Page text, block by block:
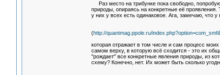
Раз место на трибунке пока свободно,
природы, опираясь на конкретные её
у них у всех есть одинаковое. Ага, замечаю, что
(http://quantmag.ppole.ru/
которая отражает в том числе и сам процесс
самом верху, в которую всё сходится - это их
"рождает" все конкретные явления природы, из
схему? Конечно, нет. Их может быть сколько